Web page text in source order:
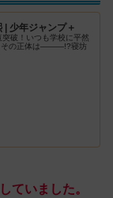
| 少年ジャンプ＋
破！いつも学校に平然
その正体は―――!?寝坊
ていました。